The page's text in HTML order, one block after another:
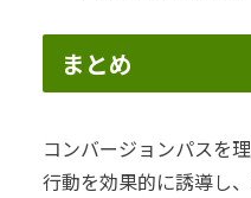
まとめ
コンバージョンパスを
行動を効果的に誘導し